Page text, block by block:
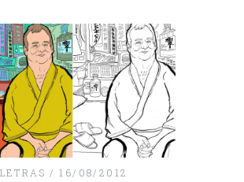
LETRAS 16/08/2012